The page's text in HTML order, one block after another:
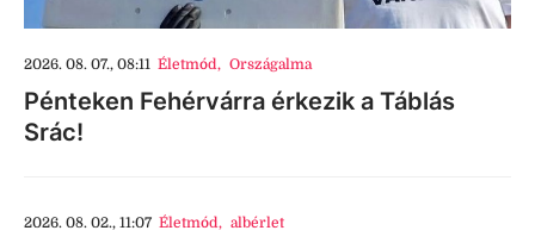
2026. 08. 07., 08:11 Életmód, Országalma
Pénteken Fehérvárra érkezik a Táblás
Srác!
2026. 08. 02., 11:07 Életmód, albérlet